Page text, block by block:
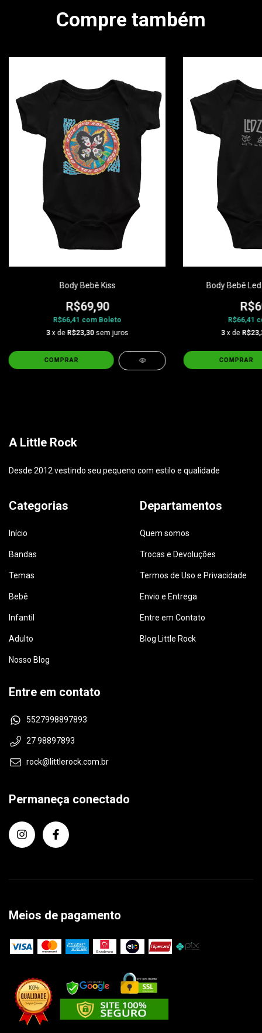
Compre também
Body Bebê Kiss
R$69,90
R$66,41 com Boleto
3 x de R$23,30 sem juros
COMPRAR
Body Bebê
R$66,41
3 x de
COMPRAR
A Little Rock
Desde 2012 vestindo seu pequeno com estilo e qualidade
Categorias
Início
Bandas
Temas
Bebê
Infantil
Adulto
Nosso Blog
Departamentos
Quem somos
Trocas e Devoluções
Termos de Uso e Privacidade
Envio e Entrega
Entre em Contato
Blog Little Rock
Entre em contato
5527998897893
27 98897893
rock@littlerock.com.br
Permaneça conectado
Meios de pagamento